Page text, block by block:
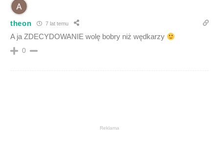
theon 7 lat temu
A ja ZDECYDOWANIE wolę bobry niż wędkarzy
0
Reklama